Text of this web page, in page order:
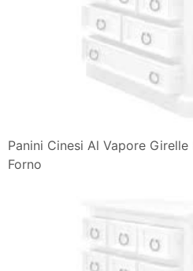
Panini Cinesi Al Vapore
Forno